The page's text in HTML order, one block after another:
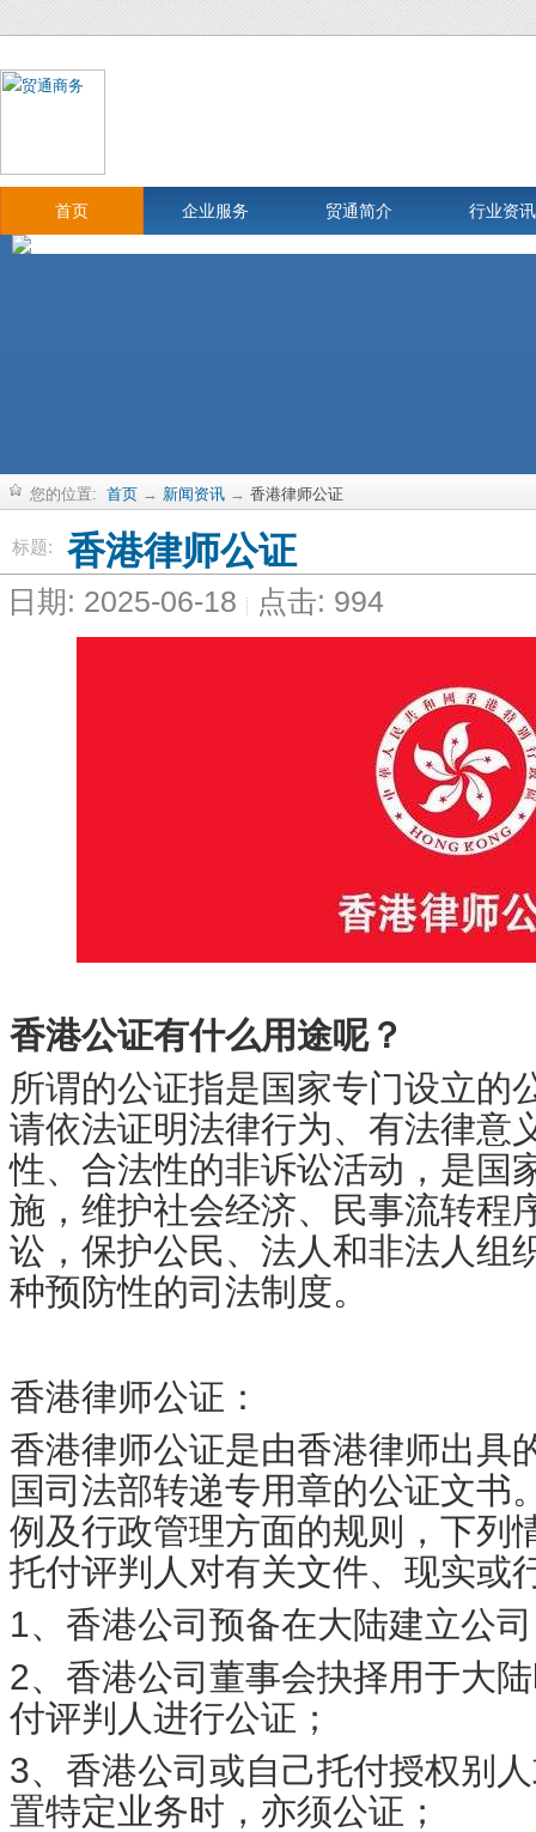
首页 企业服务 贸通简介 行业资讯
您的位置: 首页 → 新闻资讯 → 香港律师公证
标题: 香港律师公证
日期: 2025-06-18 点击: 994
香港公证有什么用途呢？
所谓的公证指是国家专门设立的
请依法证明法律行为、有法律意
性、合法性的非诉讼活动，是国
施，维护社会经济、民事流转程
讼，保护公民、法人和非法人组
种预防性的司法制度。
香港律师公证：
香港律师公证是由香港律师出具
国司法部转递专用章的公证文书
例及行政管理方面的规则，下列
托付评判人对有关文件、现实或
1、香港公司预备在大陆建立公
2、香港公司董事会抉择用于大
付评判人进行公证；
3、香港公司或自己托付授权别
置特定业务时，亦须公证；